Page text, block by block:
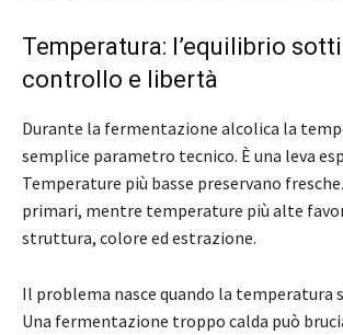
Temperatura: l’equilibrio
controllo e libertà
Durante la fermentazione alcolica la
semplice parametro tecnico. È una leva
Temperature più basse preservano
primari, mentre temperature più alte
struttura, colore ed estrazione.
Il problema nasce quando la temperatura
Una fermentazione troppo calda può